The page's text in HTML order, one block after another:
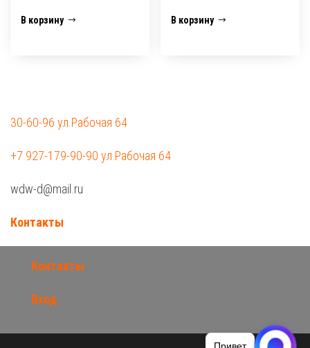
В корзину В корзину
30-60-96 ул.Рабочая 64
+7 927-179-90-90 ул.Рабочая 64
wdw-d@mail.ru
Контакты
Контакты
Вход